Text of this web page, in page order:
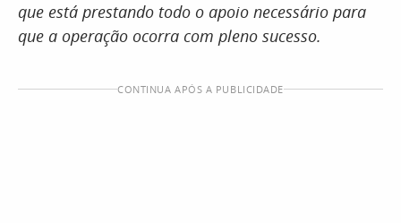
que está prestando todo o apoio necessário para
que a operação ocorra com pleno sucesso.
CONTINUA APÓS A PUBLICIDADE